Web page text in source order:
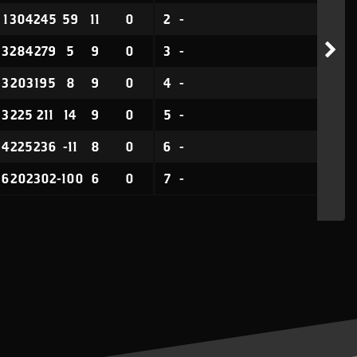
1304245 59 11 0
3284279 5 9 0
3203195 8 9 0
3225 211 14 9 0
4225236 -11 8 0
6202302-100 6 0
2 -
3 -
4 -
5 -
6 -
7 -